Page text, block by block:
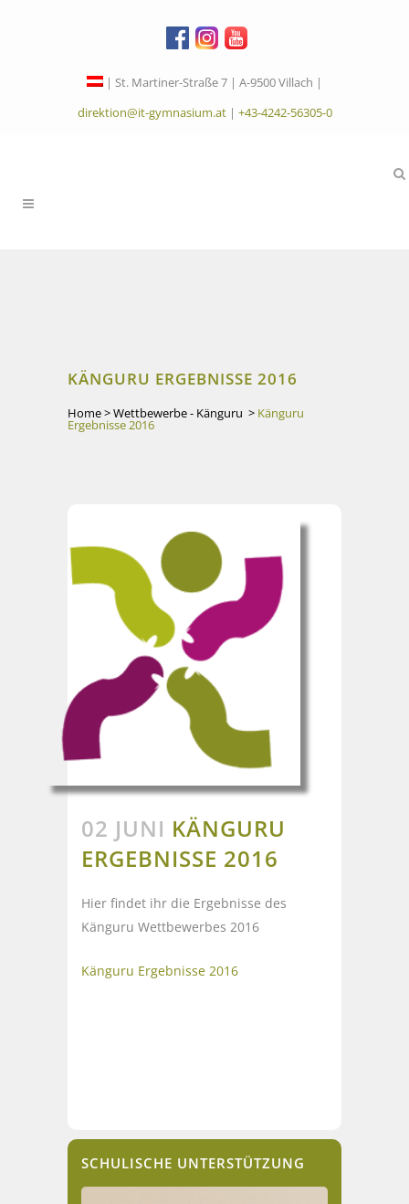
| St. Martiner-Straße 7 | A-9500 Villach |
direktion@it-gymnasium.at| +43-4242-56305-0
KÄNGURU ERGEBNISSE 2016
Home>Wettbewerbe - Känguru > Känguru
Ergebnisse 2016
02 JUNI KÄNGURU
ERGEBNISSE 2016
Hier findet ihr die Ergebnisse des
Känguru Wettbewerbes 2016
Känguru Ergebnisse 2016
SCHULISCHE UNTERSTÜTZUNG